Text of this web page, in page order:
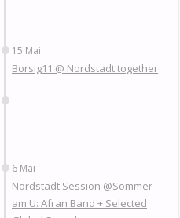
15 Mai
Borsig11 @ Nordstadt together
6 Mai
Nordstadt Session @Sommer
am U: Afran Band + Selected